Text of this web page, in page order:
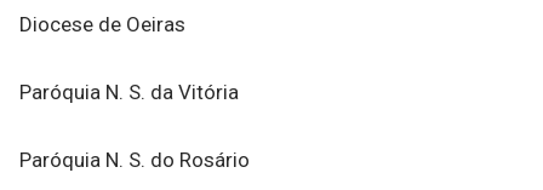
Diocese de Oeiras
Paróquia N. S. da Vitória
Paróquia N. S. do Rosário